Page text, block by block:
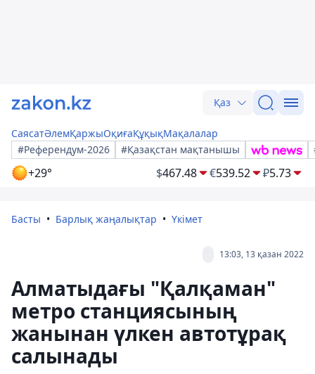
Қаз
СаясатӘлемҚаржыОқиғаҚұқықМақалалар
#Референдум-2026
#Қазақстан мақтанышы
+29° $467.48 €539.52 ₽5.73
Басты Барлық жаңалықтар Үкімет
13:03, 13 қазан 2022
Алматыдағы "Қалқаман"
метро станциясының
жанынан үлкен автотұрақ
салынады